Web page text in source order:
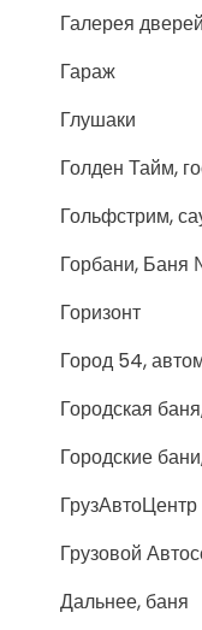
Галерея
Гараж
Глушаки
Голден Тайм,
Гольфстрим,
Горбани, Баня
Горизонт
Город 54,
Городская
Городские
ГрузАвтоЦентр
Грузовой
Дальнее, баня